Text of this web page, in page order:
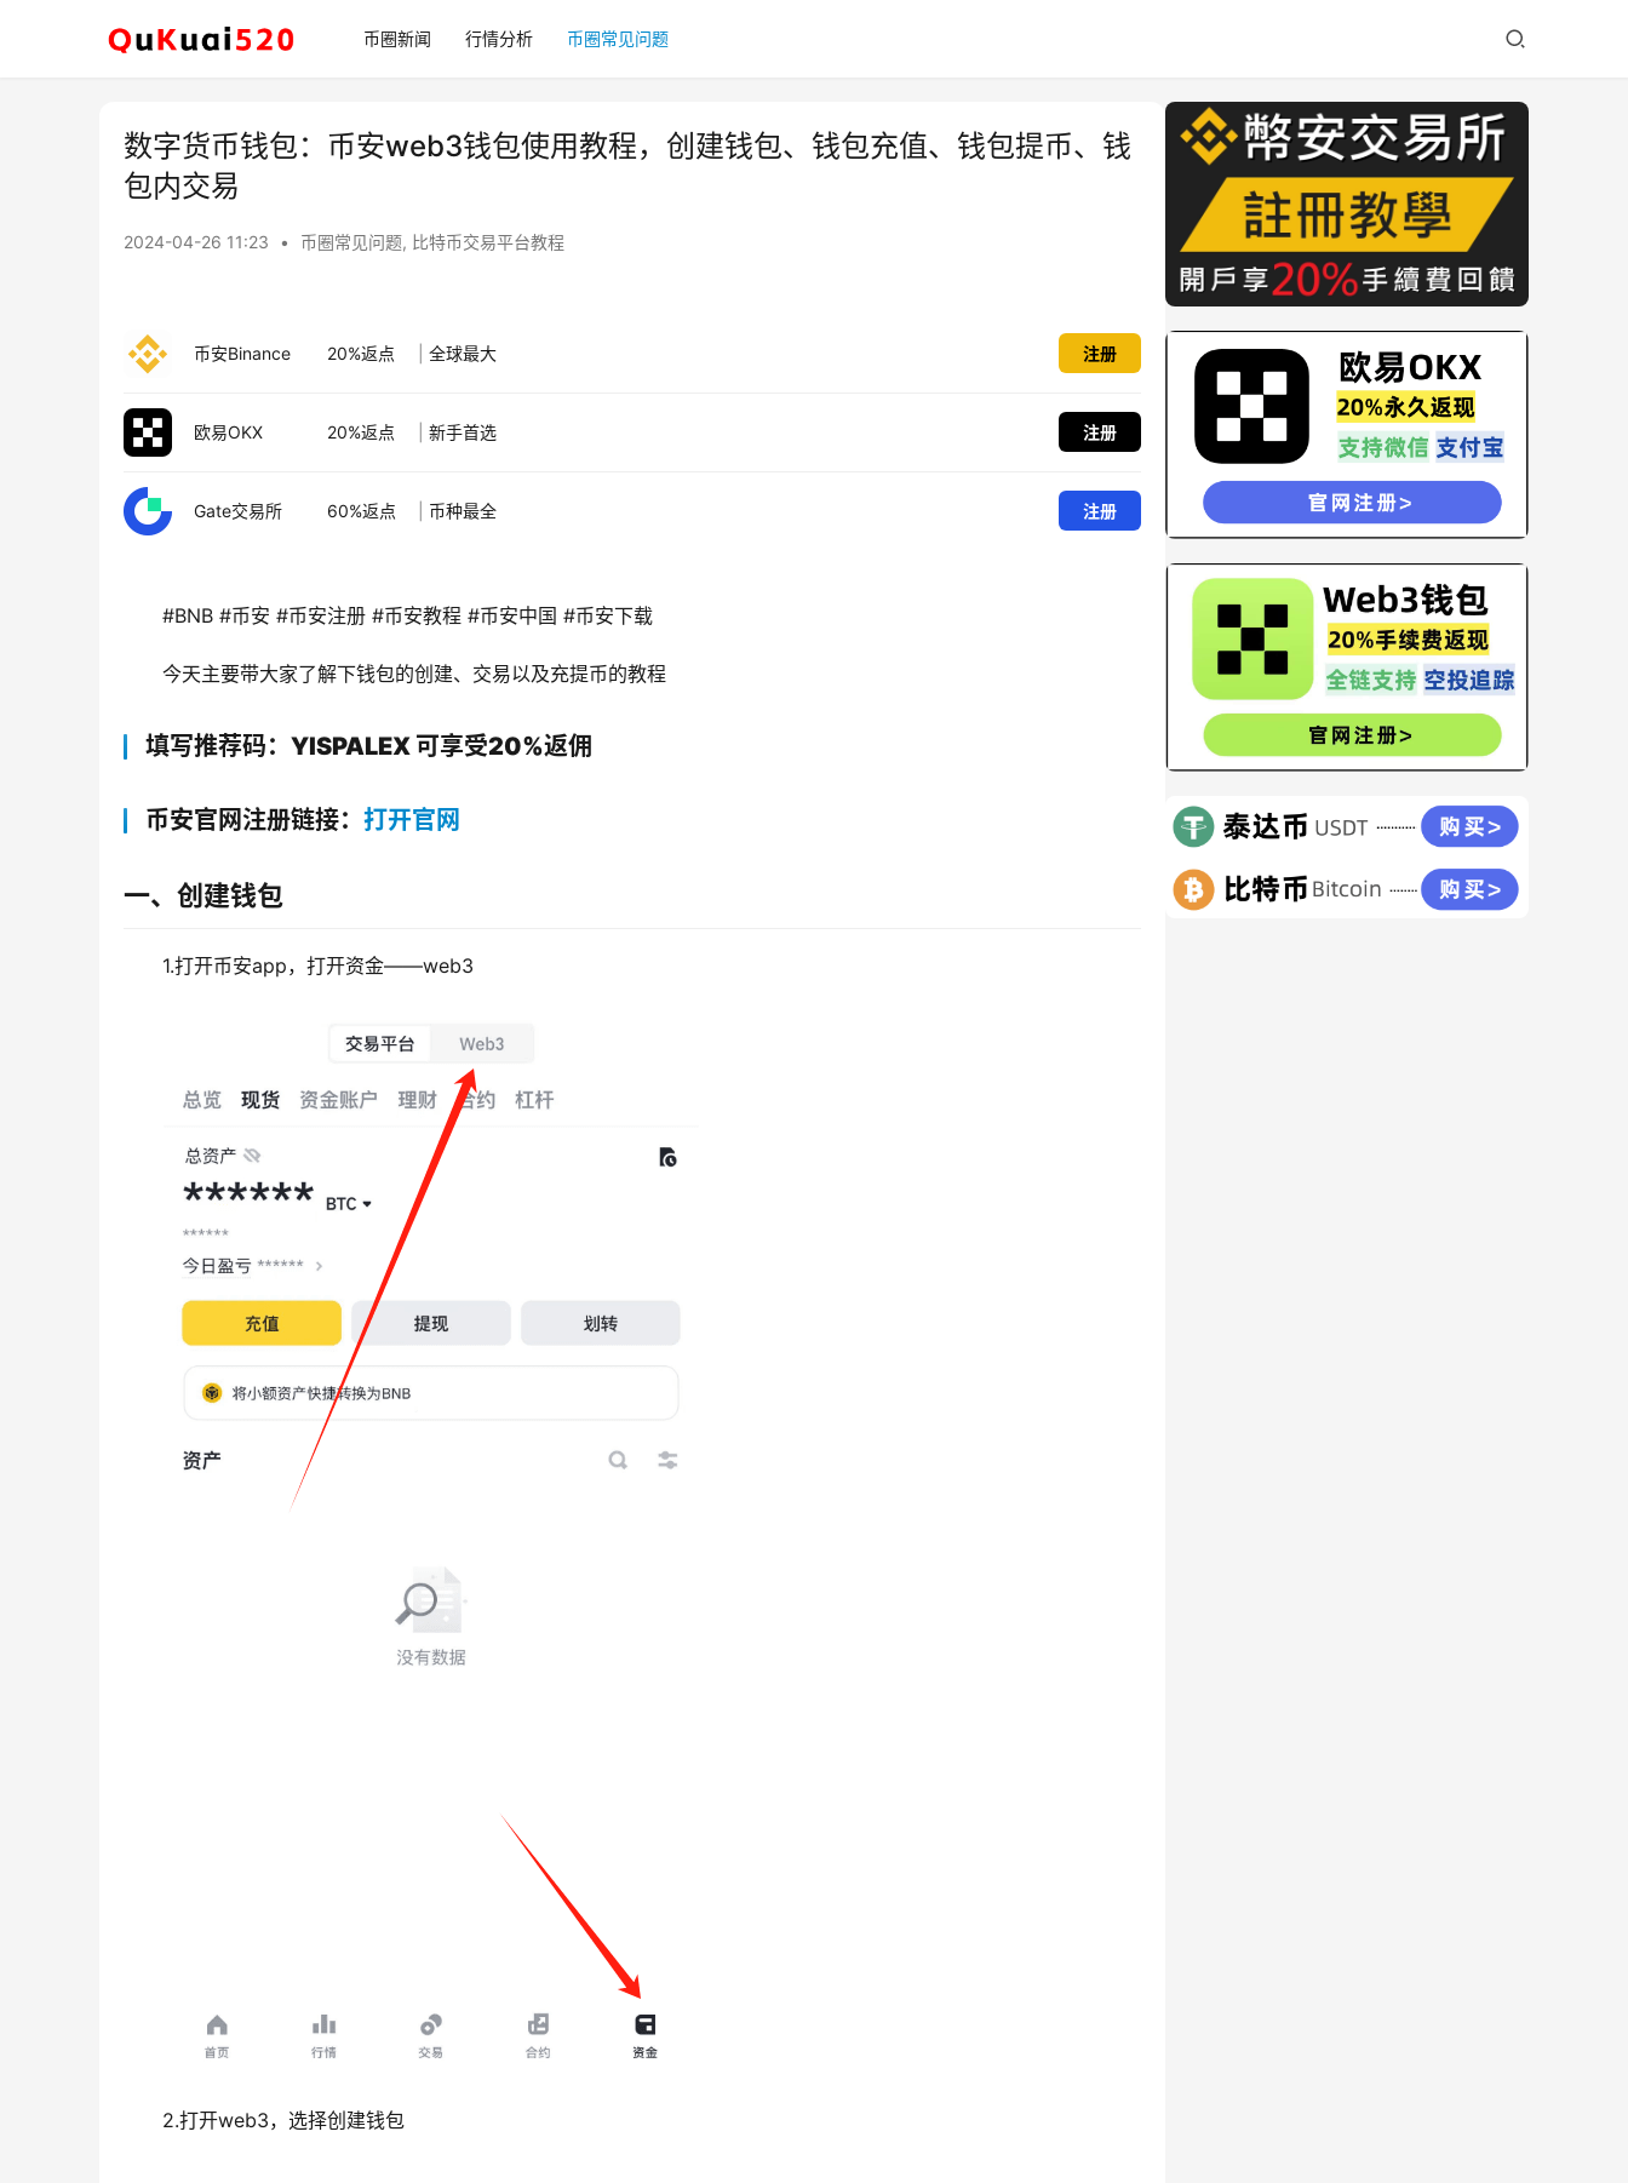
币圈新闻 行情分析 币圈常见问题
数字货币钱包：币安web3钱包使用教程，创建钱包、钱包充值、钱包提币、钱
包内交易
2024-04-26 11:23 • 币圈常见问题, 比特币交易平台教程
币安Binance 20%返点 全球最大 注册
欧易OKX 20%返点 新手首选 注册
Gate交易所 60%返点 币种最全 注册
#BNB #币安 #币安注册 #币安教程 #币安中国 #币安下载
今天主要带大家了解下钱包的创建、交易以及充提币的教程
填写推荐码：YISPALEX 可享受20%返佣
币安官网注册链接： 打开官网
一、创建钱包
1.打开币安app，打开资金——web3
2.打开web3，选择创建钱包